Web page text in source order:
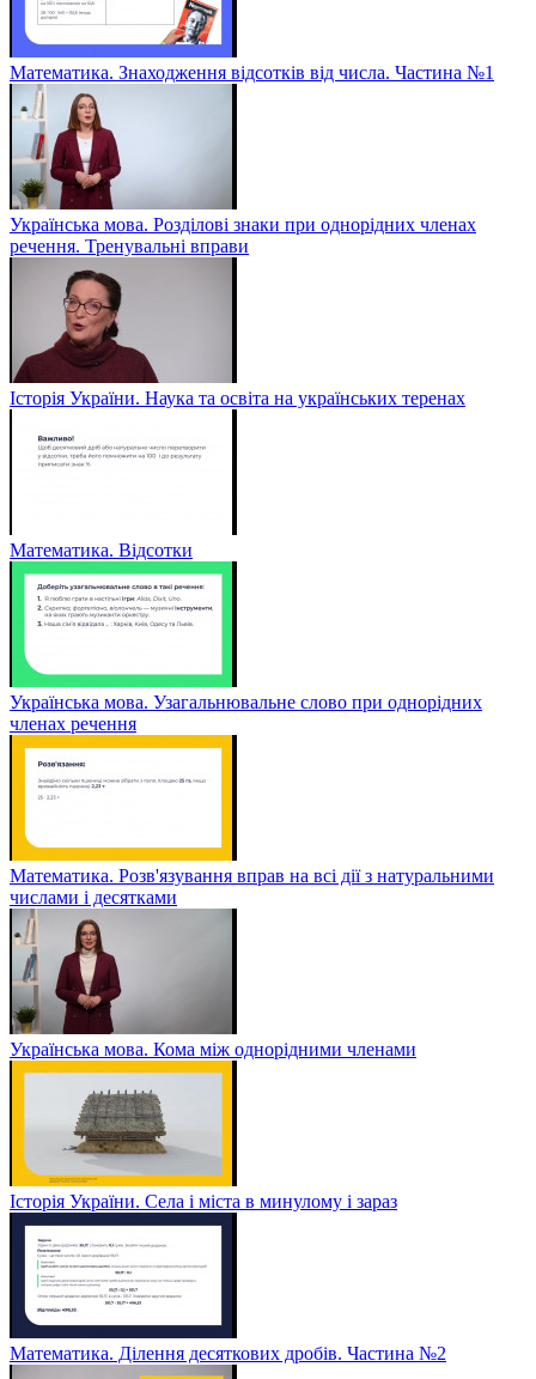
Математика. Знаходження відсотків від числа. Частина №1
Українська мова. Розділові знаки при однорідних членах
речення. Тренувальні вправи
Історія України. Наука та освіта на українських теренах
Математика. Відсотки
Українська мова. Узагальнювальне слово при однорідних
членах речення
Математика. Розв'язування вправ на всі дії з натуральними
числами і десятками
Українська мова. Кома між однорідними членами
Історія України. Села і міста в минулому і зараз
Математика. Ділення десяткових дробів. Частина №2